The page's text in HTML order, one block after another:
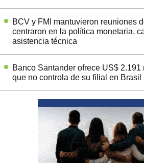
BCV y FMI mantuvieron reuniones
centraron en la política monetaria,
asistencia técnica
Banco Santander ofrece US$
que no controla de su filial en Brasil